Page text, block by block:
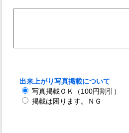
出来上がり写真掲載について
写真掲載ＯＫ（100円割引）
掲載は困ります。ＮＧ